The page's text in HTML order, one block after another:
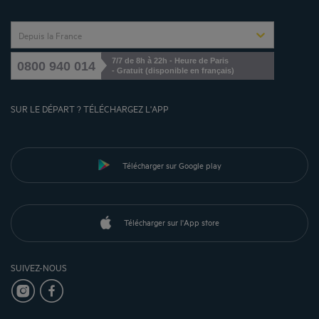
Depuis la France
0800 940 014
7/7 de 8h à 22h - Heure de Paris
- Gratuit (disponible en français)
SUR LE DÉPART ? TÉLÉCHARGEZ L'APP
Télécharger sur Google play
Télécharger sur l'App store
SUIVEZ-NOUS